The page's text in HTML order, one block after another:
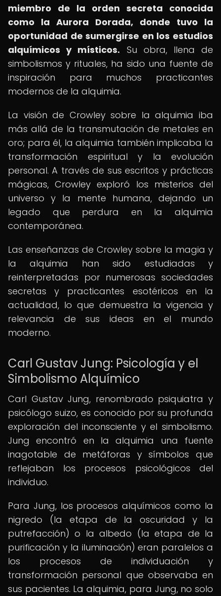
miembro de la orden secreta conocida
como la Aurora Dorada, donde tuvo la
oportunidad de sumergirse en los estudios
alquímicos y místicos. Su obra, llena de
simbolismos y rituales, ha sido una fuente de
inspiración para muchos practicantes
modernos de la alquimia.
La visión de Crowley sobre la alquimia iba
más allá de la transmutación de metales en
oro; para él, la alquimia también implicaba la
transformación espiritual y la evolución
personal. A través de sus escritos y prácticas
mágicas, Crowley exploró los misterios del
universo y la mente humana, dejando un
legado que perdura en la alquimia
contemporánea.
Las enseñanzas de Crowley sobre la magia y
la alquimia han sido estudiadas y
reinterpretadas por numerosas sociedades
secretas y practicantes esotéricos en la
actualidad, lo que demuestra la vigencia y
relevancia de sus ideas en el mundo
moderno.
Carl Gustav Jung: Psicología y el
Simbolismo Alquímico
Carl Gustav Jung, renombrado psiquiatra y
psicólogo suizo, es conocido por su profunda
exploración del inconsciente y el simbolismo.
Jung encontró en la alquimia una fuente
inagotable de metáforas y símbolos que
reflejaban los procesos psicológicos del
individuo.
Para Jung, los procesos alquímicos como la
nigredo (la etapa de la oscuridad y la
putrefacción) o la albedo (la etapa de la
purificación y la iluminación) eran paralelos a
los procesos de individuación y
transformación personal que observaba en
sus pacientes. La alquimia, para Jung, no solo